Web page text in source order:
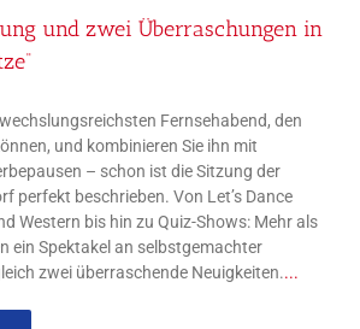
und zwei Überraschungen in
Fernsehabend, den
und kombinieren Sie ihn mit
– schon ist die Sitzung der
perfekt beschrieben. Von Let’s Dance
Western bis hin zu Quiz-Shows: Mehr als
ein Spektakel an selbstgemachter
zwei überraschende Neuigkeiten....